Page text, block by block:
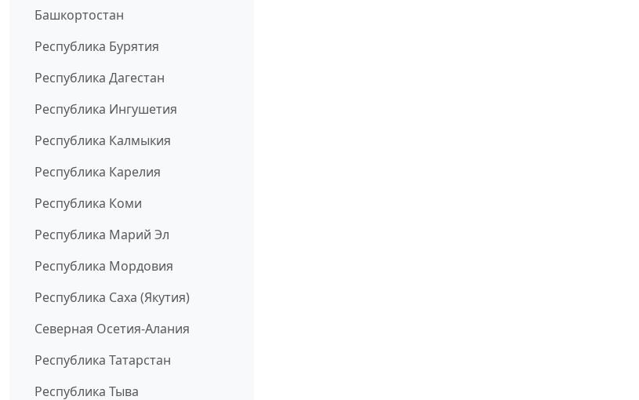
Башкортостан
Республика Бурятия
Республика Дагестан
Республика Ингушетия
Республика Калмыкия
Республика Карелия
Республика Коми
Республика Марий Эл
Республика Мордовия
Республика Саха (Якутия)
Северная Осетия-Алания
Республика Татарстан
Республика Тыва